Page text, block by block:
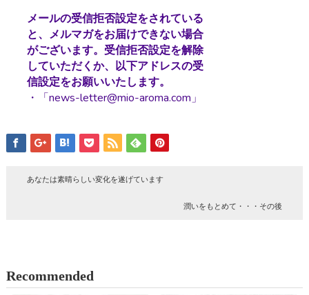
メールの受信拒否設定をされている
と、メルマガをお届けできない場合
がございます。受信拒否設定を解除
していただくか、以下アドレスの受
信設定をお願いいたします。
・「news-letter@mio-aroma.com」
あなたは素晴らしい変化を遂げています
潤いをもとめて・・・その後
Recommended